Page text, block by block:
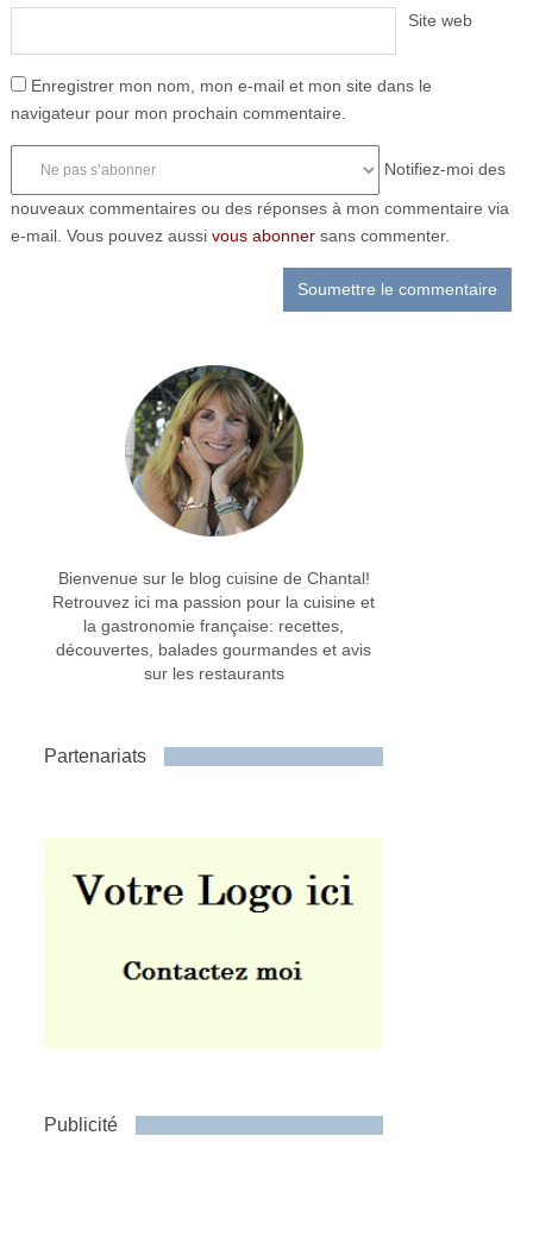
Site web
Enregistrer mon nom, mon e-mail et mon site dans le
navigateur pour mon prochain commentaire.
Notifiez-moi des
nouveaux commentaires ou des réponses à mon commentaire via
e-mail. Vous pouvez aussi vous abonnersans commenter.
Bienvenue sur le blog cuisine de Chantal!
Retrouvez ici ma passion pour la cuisine et
la gastronomie française: recettes,
découvertes, balades gourmandes et avis
sur les restaurants
Partenariats
Publicité